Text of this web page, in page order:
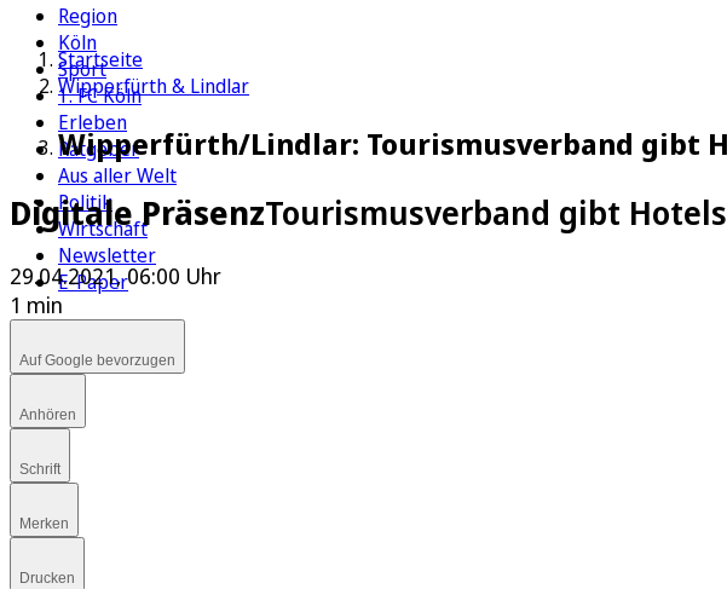
Region
Köln
Sport
1. FC Köln
Erleben
Ratgeber
Aus aller Welt
Politik
Wirtschaft
Newsletter
E-Paper
Startseite
Wipperfürth & Lindlar
Wipperfürth/Lindlar: Tourismusverband gibt
Digitale PräsenzTourismusverband gibt
29.04.2021, 06:00 Uhr
1 min
Auf Google bevorzugen
Anhören
Schrift
Merken
Drucken